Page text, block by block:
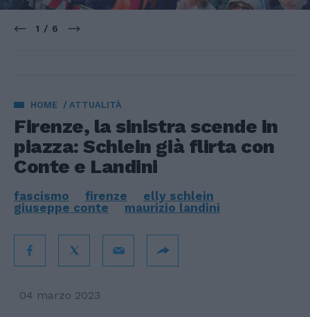
1 / 6
HOME ATTUALITÀ
Firenze, la sinistra scende in
piazza: Schlein già flirta con
Conte e Landini
fascismo firenze
elly schlein
giuseppe conte
maurizio landini
04 marzo 2023